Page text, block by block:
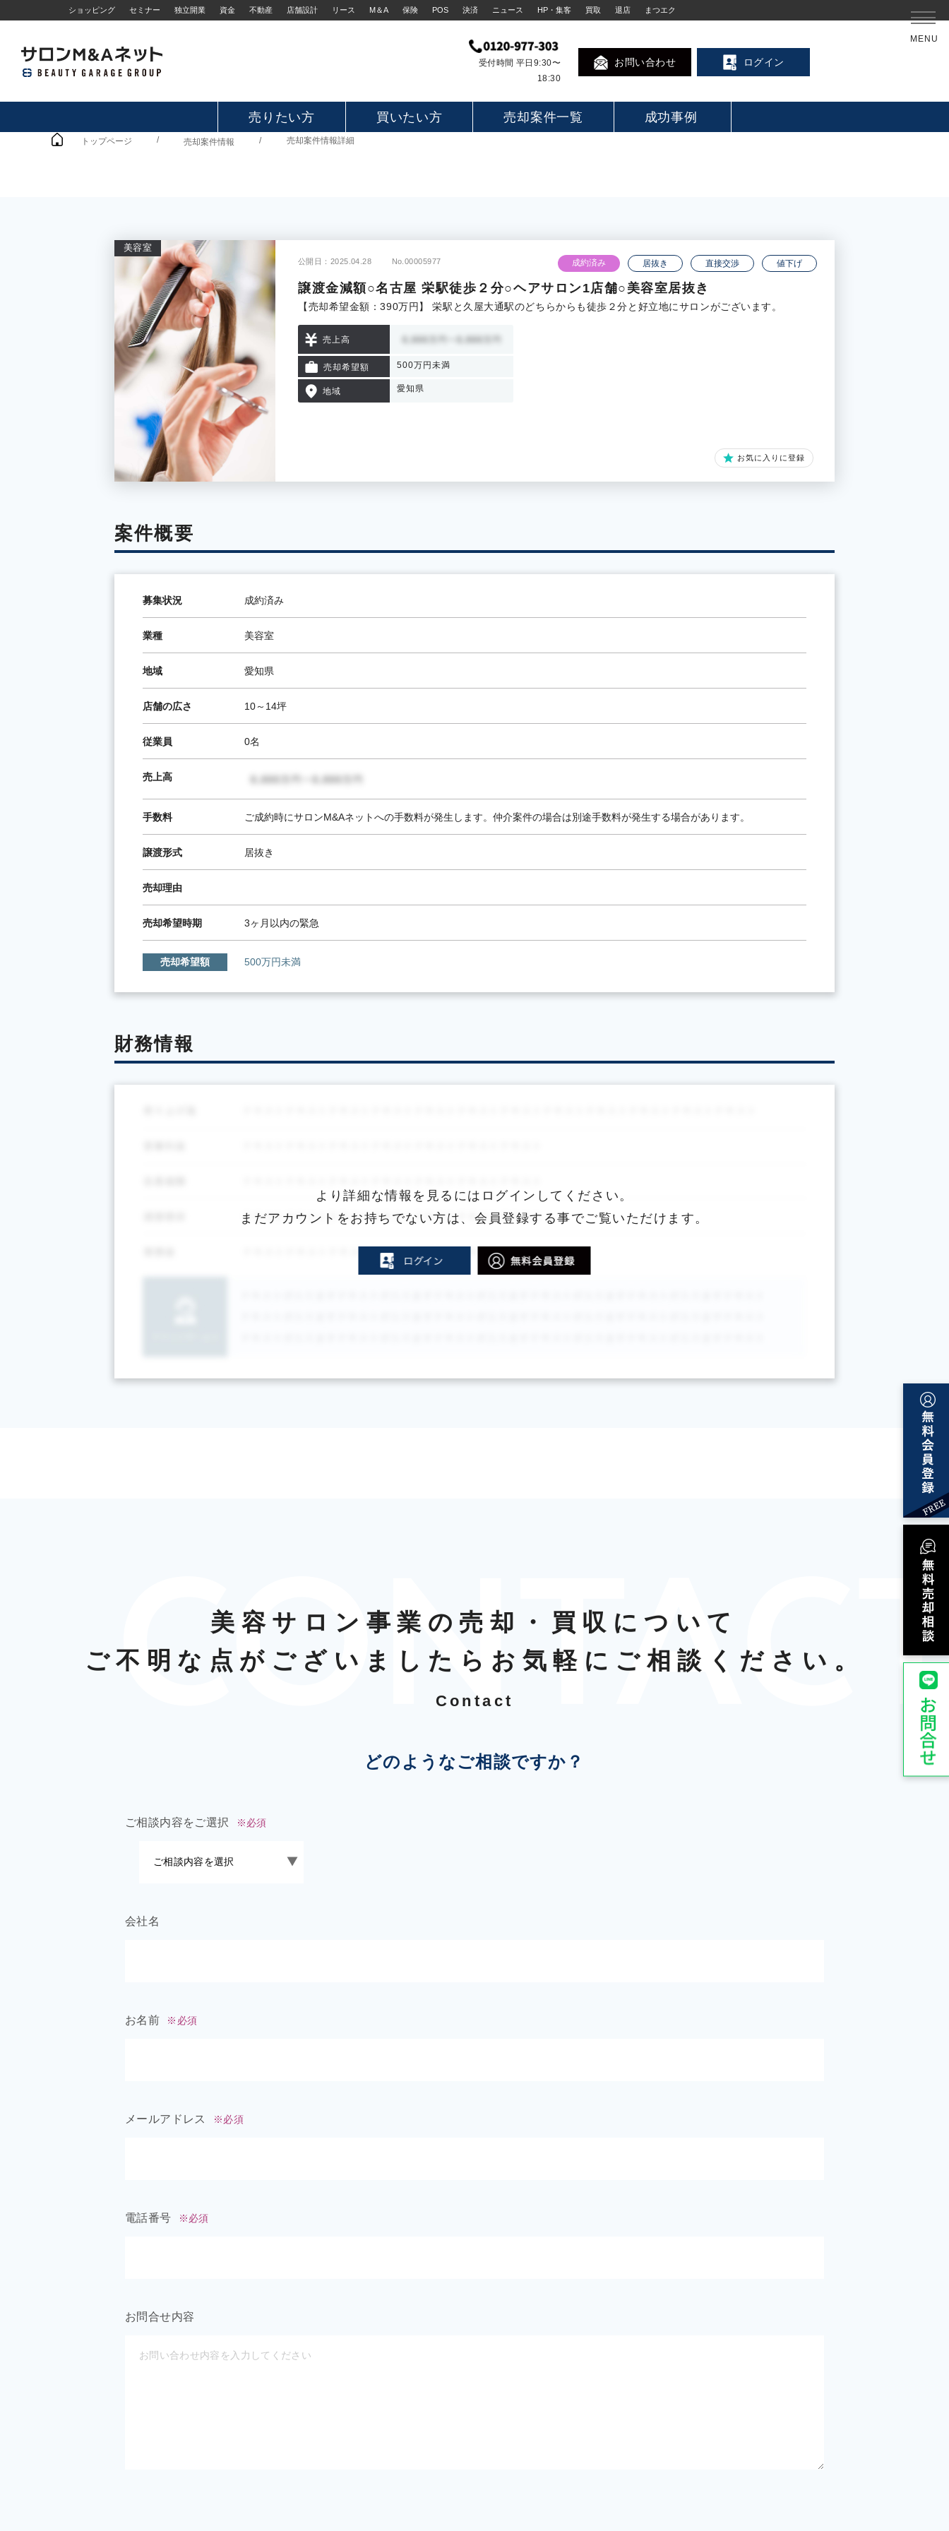
MENU
ショッピング セミナー 独立開業 資金 不動産 店舗設計 リース M＆A 保険 POS 決済 ニュース HP・集客 買取 退店 まつエク
受付時間 平日9:30〜
18:30
お問い合わせ ログイン
売りたい方 買いたい方 売却案件一覧 成功事例
トップページ / 売却案件情報 / 売却案件情報詳細
美容室
公開日：2025.04.28 No.00005977 成約済み 居抜き 直接交渉 値下げ
譲渡金減額○名古屋 栄駅徒歩２分○ヘアサロン1店舗○美容室居抜き
【売却希望金額：390万円】 栄駅と久屋大通駅のどちらからも徒歩２分と好立地にサロンがございます。
売上高
売却希望額 500万円未満
地域 愛知県
お気に入りに登録
案件概要
募集状況 成約済み
業種 美容室
地域 愛知県
店舗の広さ 10～14坪
従業員 0名
売上高
手数料 ご成約時にサロンM&Aネットへの手数料が発生します。仲介案件の場合は別途手数料が発生する場合があります。
譲渡形式 居抜き
売却理由
売却希望時期 3ヶ月以内の緊急
売却希望額 500万円未満
財務情報
より詳細な情報を見るにはログインしてください。
まだアカウントをお持ちでない方は、 会員登録する事でご覧いただけます。
美容サロン事業の売却・買収について
ご不明な点がございましたらお気軽にご相談ください。
Contact
どのようなご相談ですか？
ご相談内容をご選択 ※必須
会社名
お名前 ※必須
メールアドレス ※必須
電話番号 ※必須
お問合せ内容